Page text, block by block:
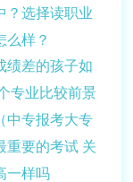
？选择读职业
么样？
绩差的孩子如
专业比较前景
中专报考大专
重要的考试 关
一样吗